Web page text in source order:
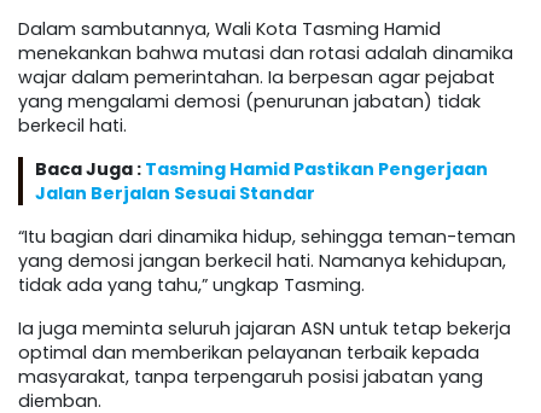
Dalam sambutannya, Wali Kota Tasming Hamid
menekankan bahwa mutasi dan rotasi adalah dinamika
wajar dalam pemerintahan. Ia berpesan agar pejabat
yang mengalami demosi (penurunan jabatan) tidak
berkecil hati.
Baca Juga : Tasming Hamid Pastikan Pengerjaan
Jalan Berjalan Sesuai Standar
“Itu bagian dari dinamika hidup, sehingga teman-teman
yang demosi jangan berkecil hati. Namanya kehidupan,
tidak ada yang tahu,” ungkap Tasming.
Ia juga meminta seluruh jajaran ASN untuk tetap bekerja
optimal dan memberikan pelayanan terbaik kepada
masyarakat, tanpa terpengaruh posisi jabatan yang
diemban.